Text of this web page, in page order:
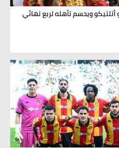
ويحسم تأهله لربع نهائي